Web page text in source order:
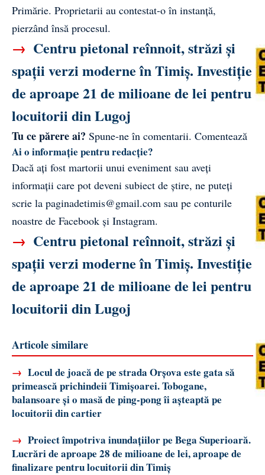
Primărie. Proprietarii au contestat-o în instanță,
pierzând însă procesul.
→ Centru pietonal reînnoit, străzi și
spații verzi moderne în Timiș. Investiție
de aproape 21 de milioane de lei pentru
locuitorii din Lugoj
Tu ce părere ai? Spune-ne în comentarii. Comentează
Ai o informație pentru redacție?
Dacă ați fost martorii unui eveniment sau aveți
informații care pot deveni subiect de știre, ne puteți
scrie la paginadetimis@gmail.com sau pe conturile
noastre de Facebook și Instagram.
→ Centru pietonal reînnoit, străzi și
spații verzi moderne în Timiș. Investiție
de aproape 21 de milioane de lei pentru
locuitorii din Lugoj
Articole similare
→ Locul de joacă de pe strada Orșova este gata să
primească prichindeii Timișoarei. Tobogane,
balansoare și o masă de ping-pong îi așteaptă pe
locuitorii din cartier
→ Proiect împotriva inundațiilor pe Bega Superioară.
Lucrări de aproape 28 de milioane de lei, aproape de
finalizare pentru locuitorii din Timiș